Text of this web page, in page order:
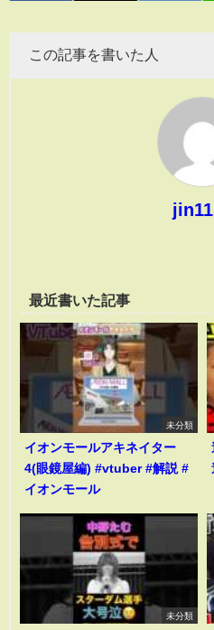
この記事を書いた人
最近書いた記事
未分類
イオンモールアキネイター
4(眼鏡屋編) #vtuber #解説 #
イオンモール
未分類